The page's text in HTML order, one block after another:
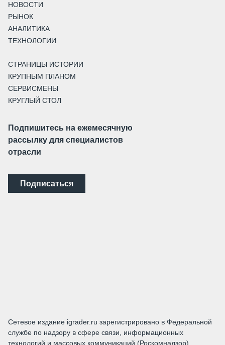
НОВОСТИ
РЫНОК
АНАЛИТИКА
ТЕХНОЛОГИИ
СТРАНИЦЫ ИСТОРИИ
КРУПНЫМ ПЛАНОМ
СЕРВИСМЕНЫ
КРУГЛЫЙ СТОЛ
Подпишитесь на ежемесячную
рассылку для специалистов
отрасли
Подписаться
Сетевое издание igrader.ru зарегистрировано в Федеральной
службе по надзору в сфере связи, информационных
технологий и массовых коммуникаций (Роскомнадзор).